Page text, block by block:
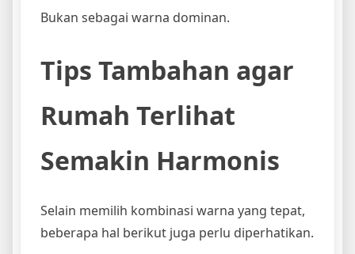
Bukan sebagai warna dominan.
Tips Tambahan agar
Rumah Terlihat
Semakin Harmonis
Selain memilih kombinasi warna yang tepat,
beberapa hal berikut juga perlu diperhatikan.